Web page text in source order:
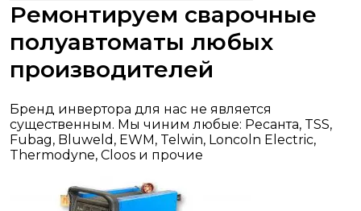
Ремонтируем сварочные
полуавтоматы любых
производителей
Бренд инвертора для нас не является
существенным. Мы чиним любые: Ресанта, TSS,
Fubag, Bluweld, EWM, Telwin, Loncoln Electric,
Thermodyne, Cloos и прочие